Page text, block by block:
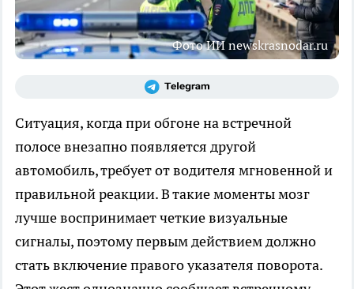
Фото ИИ newskrasnodar.ru
Ситуация, когда при обгоне на встречной
полосе внезапно появляется другой
автомобиль, требует от водителя мгновенной и
правильной реакции. В такие моменты мозг
лучше воспринимает четкие визуальные
сигналы, поэтому первым действием должно
стать включение правого указателя поворота.